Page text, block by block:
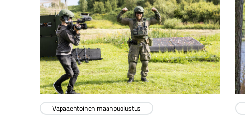
Vapaaehtoinen maanpuolustus